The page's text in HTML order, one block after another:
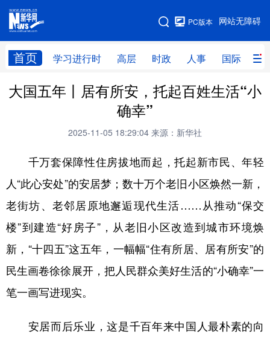
网站无障碍
PC版本
首页 学习进行时 高层 时政 人事 国际 财
网站地图
学习进行时 高层 时政 人事
科技 科创 量子 体育
文化 书画 健康 军事
法律 中央文件 金融 汽车
食品 人居 信息化 数字经济
学术中国
大国五年丨居有所安，托起百姓生活“小
确幸”
2025-11-05 18:29:04 来源：新华社
千万套保障性住房拔地而起，托起新市民、年轻
人“此心安处”的安居梦；数十万个老旧小区焕然一新，
老街坊、老邻居原地邂逅现代生活……从推动“保交
楼”到建造“好房子”，从老旧小区改造到城市环境焕
新，“十四五”这五年，一幅幅“住有所居、居有所安”的
民生画卷徐徐展开，把人民群众美好生活的“小确幸”一
笔一画写进现实。
安居而后乐业，这是千百年来中国人最朴素的向